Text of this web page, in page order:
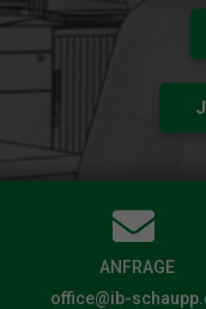
ANFRAGE
office@ib-